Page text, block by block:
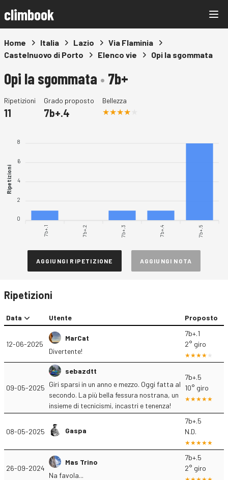
climbook
Home Italia Lazio
Via Flaminia
Castelnuovo di Porto
Elenco vie Opi la sgommata
Opi la sgommata • 7b+
Ripetizioni
11
Grado proposto
7b+.4
Bellezza
8
6
4
2
0
Ripetizioni
7b+.1 7b+.2 7b+.3 7b+.4 7b+.5
AGGIUNGI RIPETIZIONE AGGIUNGI NOTA
Ripetizioni
Data Utente Proposto
12-06-2025
MarCat
Divertente!
7b+.1
2° giro
09-05-2025
sebazdtt
Giri sparsi in un anno e mezzo. Oggi fatta al
secondo. La più bella fessura nostrana, un
insieme di tecnicismi, incastri e tenenza!
7b+.5
10° giro
08-05-2025 Gaspa
7b+.5
N.D.
26-09-2024
Mas Trino
Na favola...
7b+.5
2° giro